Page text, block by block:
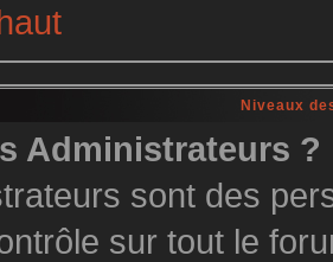
Niveaux
Administrateurs ?
sont des
sur tout le